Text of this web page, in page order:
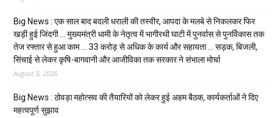
Big News : एक साल बाद बदली धराली की तस्वीर, आपदा के मलबे से निकलकर फिर
खड़ी हुई जिंदगी … मुख्यमंत्री धामी के नेतृत्व में भागीरथी घाटी में पुनर्वास से पुनर्विकास तक
तेज रफ्तार से हुआ काम … ₹33 करोड़ से अधिक के कार्य और सहायता … सड़क, बिजली,
सिंचाई से लेकर कृषि-बागवानी और आजीविका तक सरकार ने संभाला मोर्चा
August 3, 2026
Big News : ठोवड़ा महोत्सव की तैयारियों को लेकर हुई अहम बैठक, कार्यकर्ताओं ने दिए
महत्वपूर्ण सुझाव